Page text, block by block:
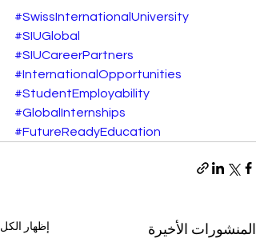
#SwissInternationalUniversity
#SIUGlobal
#SIUCareerPartners
#InternationalOpportunities
#StudentEmployability
#GlobalInternships
#FutureReadyEducation
المنشورات الأخيرة إظهار الكل